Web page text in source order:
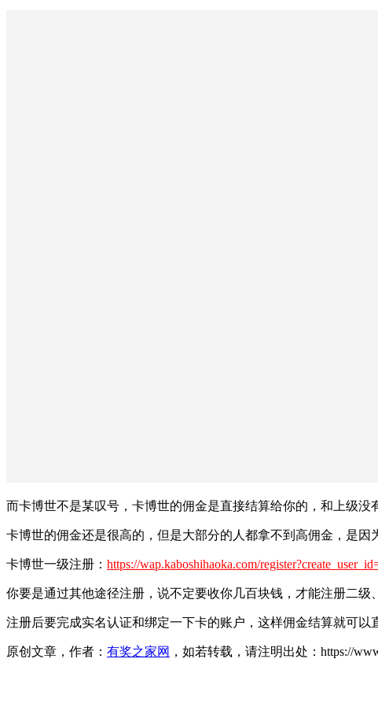
而卡博世不是某叹号，卡博世的佣金是直接结算给你的，和上级没
卡博世的佣金还是很高的，但是大部分的人都拿不到高佣金，是
卡博世一级注册： https://wap.kaboshihaoka.com/
你要是通过其他途径注册，说不定要收你几百块钱，才能注册二
注册后要完成实名认证和绑定一下卡的账户，这样佣金结算就可
原创文章，作者： 有奖之家网 ，如若转载，请注明出处：https://